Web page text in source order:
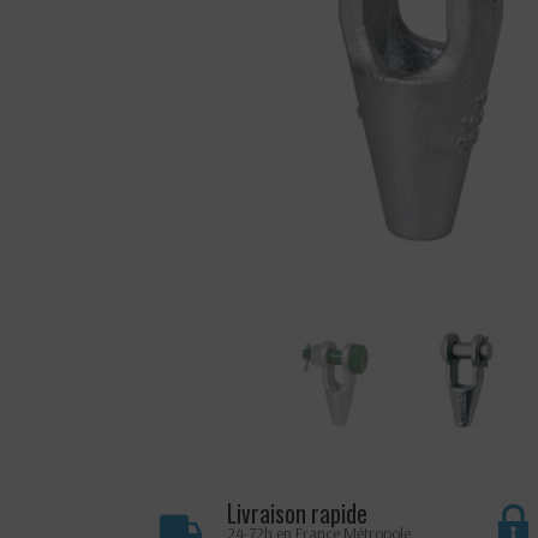
Livraison rapide
24-72h en France Métropole